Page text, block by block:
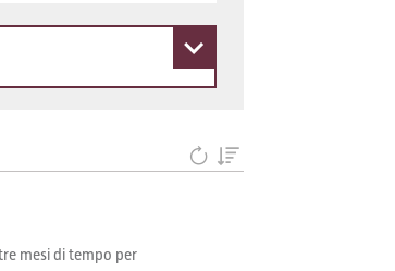
mesi di tempo per